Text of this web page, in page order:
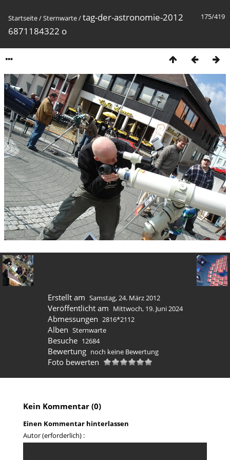
175/419
Startseite/Sternwarte/tag-der-astronomie-2012
6871184322 o
Erstellt am Samstag, 24. März 2012
Veröffentlicht am Mittwoch, 19. Juni 2024
Abmessungen 2816*2112
Alben Sternwarte
Besuche 12684
Bewertung noch keine Bewertung
Foto bewerten
Kein Kommentar (0)
Einen Kommentar hinterlassen
Autor (erforderlich) :